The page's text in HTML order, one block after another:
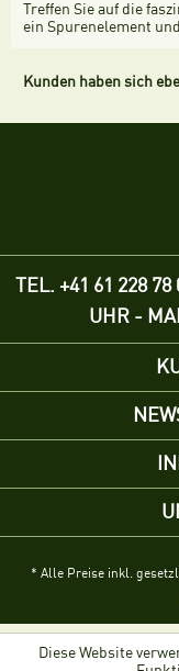
Treffen Sie auf die
ein Spurenelement
Kunden haben sich
TEL. +41 61 228 78
UHR -
* Alle Preise inkl.
Diese Website